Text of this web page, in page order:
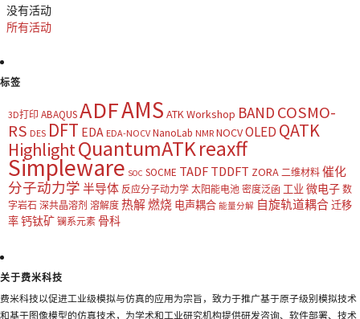
没有活动
所有活动
标签
3D打印 ABAQUSADFAMS ATK Workshop BAND COSMO-
RS DES DFT EDA EDA-NOCV NanoLab NMR NOCVOLED QATK
HighlightQuantumATKreaxff
Simpleware SOC SOCME TADF TDDFT ZORA 二维材料 催化
分子动力学 半导体 反应分子动力学 太阳能电池 密度泛函 工业微电子 数
字岩石 深共晶溶剂 溶解度 热解燃烧 电声耦合 能量分解 自旋轨道耦合迁移
率钙钛矿 镧系元素 骨科
关于费米科技
费米科技以促进工业级模拟与仿真的应用为宗旨，致力于推广基于原子级别模拟技术
和基于图像模型的仿真技术，为学术和工业研究机构提供研发咨询、软件部署、技术